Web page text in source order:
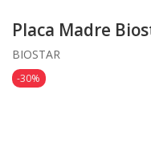
Placa Madre
BIOSTAR
-30%